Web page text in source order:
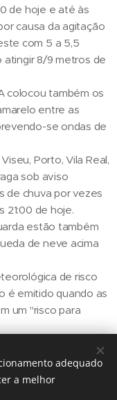
de hoje e até às
causa da agitação
com 5 a 5,5
atingir 8/9 metros de
colocou também os
entre as
se ondas de
Porto, Vila Real,
sob aviso
de chuva por vezes
de hoje.
estão também
de neve acima
de risco
é emitido quando as
um "risco para
adequado
a melhor